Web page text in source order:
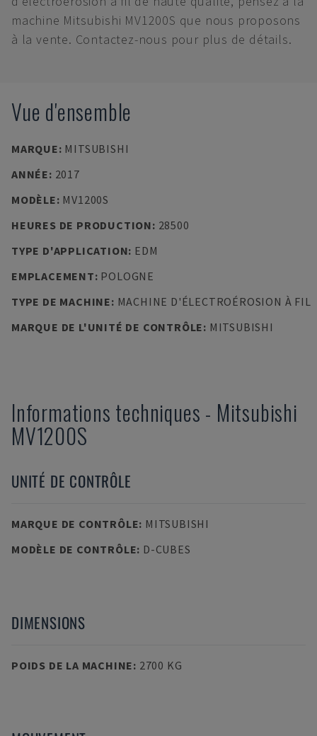
machine Mitsubishi MV1200S que nous proposons
à la vente. Contactez-nous pour plus de détails.
Vue d'ensemble
MARQUE: MITSUBISHI
ANNÉE: 2017
MODÈLE: MV1200S
HEURES DE PRODUCTION: 28500
TYPE D'APPLICATION: EDM
EMPLACEMENT: POLOGNE
TYPE DE MACHINE: MACHINE D'ÉLECTROÉROSION À FIL
MARQUE DE L'UNITÉ DE CONTRÔLE: MITSUBISHI
Informations techniques - Mitsubishi
MV1200S
UNITÉ DE CONTRÔLE
MARQUE DE CONTRÔLE: MITSUBISHI
MODÈLE DE CONTRÔLE: D-CUBES
DIMENSIONS
POIDS DE LA MACHINE: 2700 KG